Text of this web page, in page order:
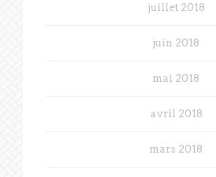
juillet 2018
juin 2018
mai 2018
avril 2018
mars 2018